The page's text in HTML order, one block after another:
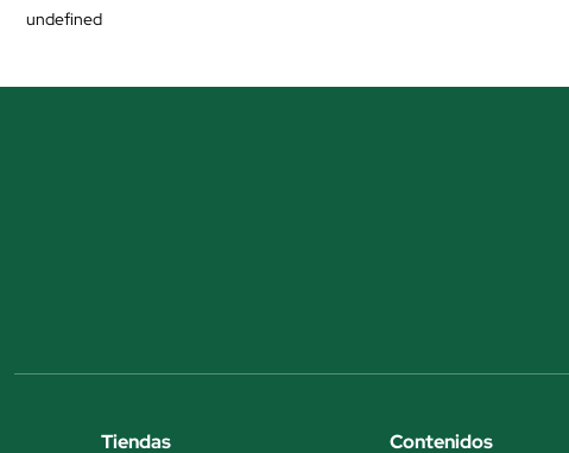
undefined
Tiendas
Contenidos